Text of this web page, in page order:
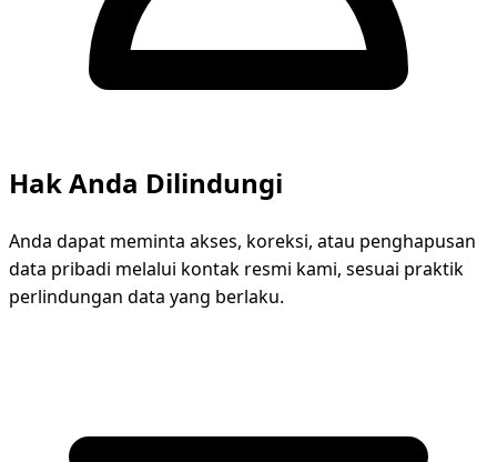
Hak Anda Dilindungi
Anda dapat meminta akses, koreksi, atau penghapusan
data pribadi melalui kontak resmi kami, sesuai praktik
perlindungan data yang berlaku.